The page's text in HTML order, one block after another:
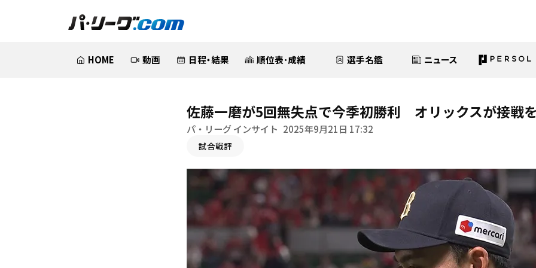
HOME 動画 日程・結果 順位表･成績 選手名鑑 ニュース
佐藤一磨が5回無失点で今季初勝利 オリックスが接戦
パ・リーグ インサイト 2025年9月21日 17:32
試合戦評